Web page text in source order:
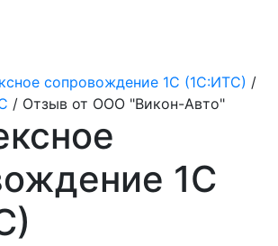
сопровождение 1С (1С:ИТС) /
/ Отзыв от ООО "Викон-Авто"
1С